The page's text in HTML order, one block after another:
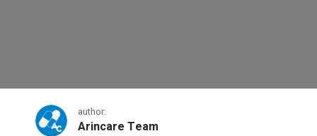
1584204964484
author:
Arincare Team